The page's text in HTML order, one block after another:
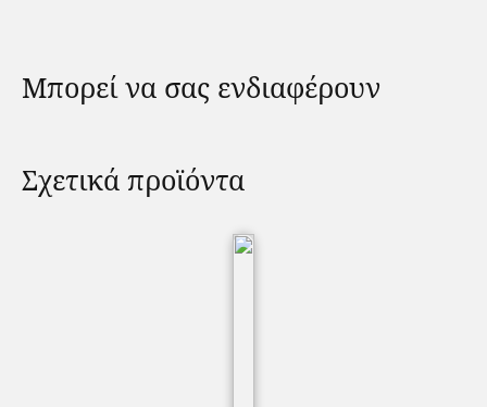
Μπορεί να σας ενδιαφέρουν
Σχετικά προϊόντα